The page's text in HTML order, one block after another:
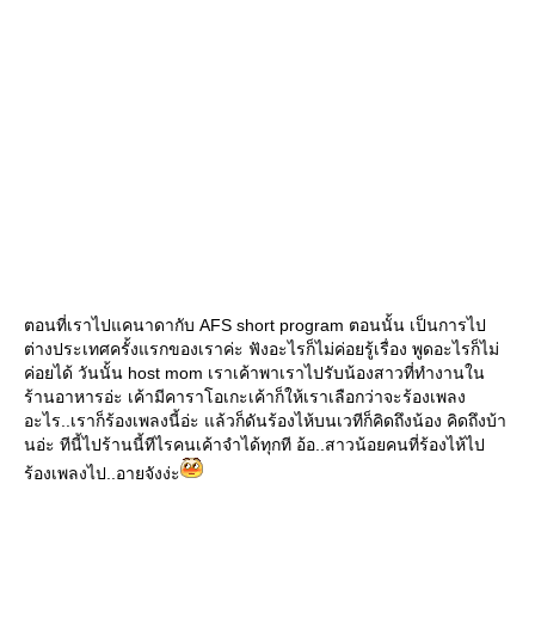
ตอนที่เราไปแคนาดากับ AFS short program ตอนนั้น เป็นการไป
ต่างประเทศครั้งแรกของเราค่ะ ฟังอะไรก็ไม่ค่อยรู้เรื่อง พูดอะไรก็ไม่
ค่อยได้ วันนั้น host mom เราเค้าพาเราไปรับน้องสาวที่ทำงานใน
ร้านอาหารอ่ะ เค้ามีคาราโอเกะเค้าก็ให้เราเลือกว่าจะร้องเพลง
อะไร..เราก็ร้องเพลงนี้อ่ะ แล้วก็ดันร้องไห้บนเวทีก็คิดถึงน้อง คิดถึงบ้า
นอ่ะ ทีนี้ไปร้านนี้ทีไรคนเค้าจำได้ทุกที อ้อ..สาวน้อยคนที่ร้องไห้ไป
ร้องเพลงไป..อายจังง่ะ